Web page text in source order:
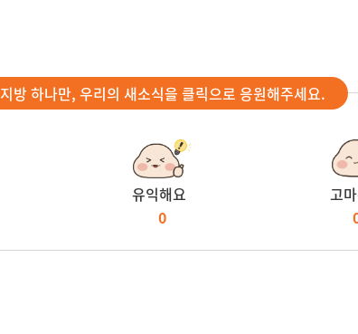
지방 하나만, 우리의 새소식을 클릭으로 응원해주세요.
유익해요
0
고